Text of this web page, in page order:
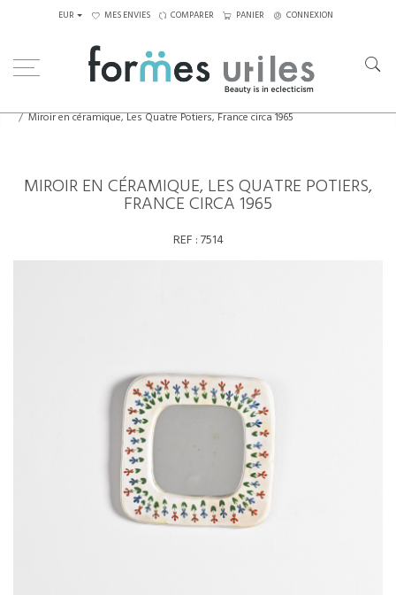
EUR MES ENVIES COMPARER PANIER CONNEXION
Miroir en céramique, Les Quatre Potiers, France circa 1965
MIROIR EN CÉRAMIQUE, LES QUATRE POTIERS,
FRANCE CIRCA 1965
REF :7514